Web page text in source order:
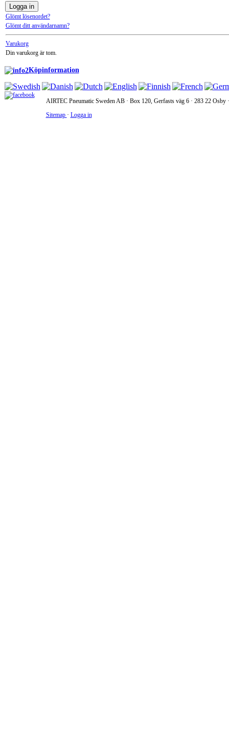
Glömt lösenordet?
Glömt ditt användarnamn?
Varukorg
Din varukorg är tom.
Köpinformation
AIRTEC Pneumatic Sweden AB · Box 120, Gerfasts väg 6 · 283 22
Sitemap · Logga in